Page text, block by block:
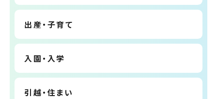
出産・子育て
入園・入学
引越・住まい